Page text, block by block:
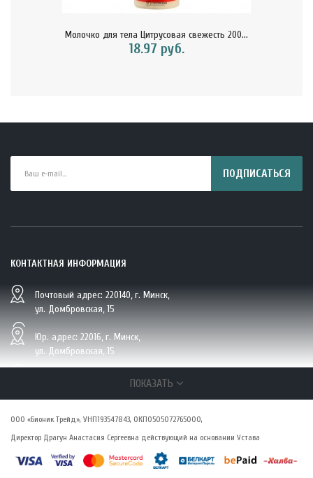
Молочко для тела Цитрусовая свежесть 200...
18.97 руб.
BIO Кокосовая вода тетрапак 330 мл Vietcoco 112878..
5.23 руб.
ПОДПИСАТЬСЯ
КОНТАКТНАЯ ИНФОРМАЦИЯ
Почтовый адрес: 220140, г. Минск,
ул. Домбровская, 15
Юр. адрес: 22016, г. Минск,
ул. Домбровская, 15
+375 (29/33/25) 6 270 870, г. Минск,
zakaz@vsepolezno.by
ПОКАЗАТЬ
ООО «Бионик Трейд», УНП193547843, ОКПО505072765000,
Директор Драгун Анастасия Сергеевна действующий на основании Устава